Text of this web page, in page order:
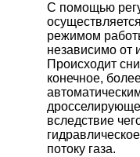
С помощью
режимом
независимо от
Происходит
конечное,
вследствие
потоку газа.